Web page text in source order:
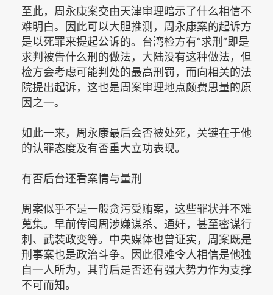
至此，周永康案交由天津审理暗示了什么相信不
难明白。因此可以大胆推测，周永康案的起诉方
是以死罪来提起公诉的。台湾检方有“求刑”即是
求判被告什么刑的做法，大陆没有这种做法，但
检方会考虑可能判处的最高刑罚，而向相关的法
院提出起诉，这也是周案审理地点颇费思量的原
因之一。
如此一来，周永康最后会否被处死，关键在于他
的认罪态度及有否重大立功表现。
有否后台还看案情与量刑
周案似乎不是一般贪污受贿案，这些罪状并不难
蒐集。早前传闻周涉嫌谋杀、通奸，甚至密谋行
刺、武装政变等。中央媒体也曾证实，周案既是
刑事案也是政治斗争。因此很难令人相信是他独
自一人所为，其背后是否还有强大势力作为支撑
不可而知。